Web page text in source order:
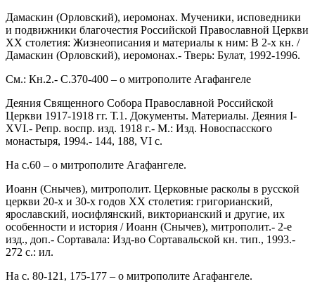
Дамаскин (Орловский), иеромонах. Мученики, исповедники
и подвижники благочестия Российской Православной Церкви
ХХ столетия: Жизнеописания и материалы к ним: В 2-х кн. /
Дамаскин (Орловский), иеромонах.- Тверь: Булат, 1992-1996.
См.: Кн.2.- С.370-400 – о митрополите Агафангеле
Деяния Священного Собора Православной Российской
Церкви 1917-1918 гг. Т.1. Документы. Материалы. Деяния I-
XVI.- Репр. воспр. изд. 1918 г.- М.: Изд. Новоспасского
монастыря, 1994.- 144, 188, VI с.
На с.60 – о митрополите Агафангеле.
Иоанн (Снычев), митрополит. Церковные расколы в русской
церкви 20-х и 30-х годов ХХ столетия: григорианский,
ярославский, иосифлянский, викторианский и другие, их
особенности и история / Иоанн (Снычев), митрополит.- 2-е
изд., доп.- Сортавала: Изд-во Сортавальской кн. тип., 1993.-
272 с.: ил.
На с. 80-121, 175-177 – о митрополите Агафангеле.